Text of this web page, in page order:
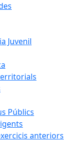
Juvenil
Públics
anteriors